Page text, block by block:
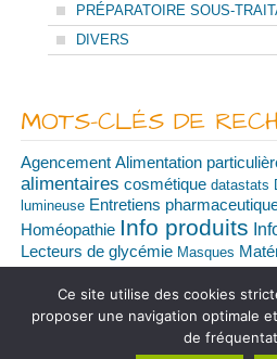
PRÉPARATOIRE SOUS-
DIVERS
MOTS-CLÉS DE
Agencement Alimentation
alimentaires cosmétique datastats
lumineuse Entretiens
Homéopathie Info produits
Lecteurs de glycémie Masques
Retraite RGPD Robotisation Seringues
communication Solutions web
Téléconsultation
Ce site utilise des cookies
proposer une navigation optimale
de